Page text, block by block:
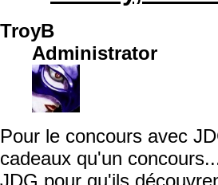
TroyB
Administrator
Pour le concours avec
cadeaux qu'un
JDG pour qu'ils